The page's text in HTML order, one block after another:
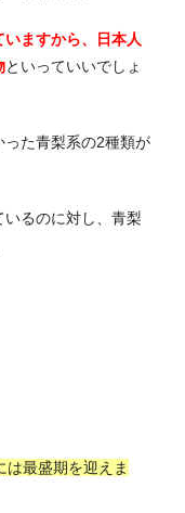
ますから、
日本人
といっていいでしょ
た青梨系の2種類が
るのに対し、青梨
は最盛期を迎えま